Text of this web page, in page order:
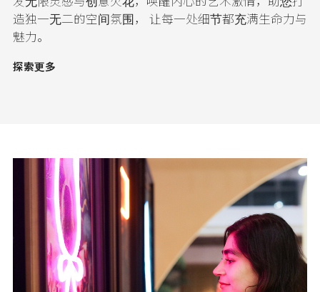
造独一无二的空间氛围， 让每一处细节都充满生命力与
魅力。
探索更多